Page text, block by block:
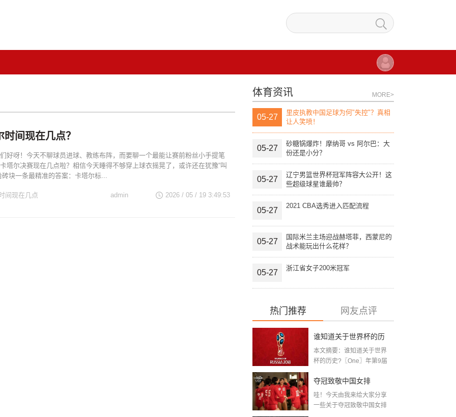
间现在几点？
好呀！今天不聊球员进球、教练布阵，而要聊一个最能让赛前粉丝小手提笔
尔决赛现在几点啦？相信今天睡得不够穿上球衣摇晃了，或许还在犹豫“叫
砖块一条最精准的答案：卡塔尔标...
间现在几点 2026 / 05 / 19 3:49:53
admin
体育资讯 MORE>
05-27
里皮执教中国足球为何"失控"？真相
让人笑喷！
05-27
砂糖锅爆炸！摩纳哥 vs 阿尔巴：大
份还是小分？
05-27
辽宁男篮世界杯冠军阵容大公开！这
些超级球星谁最帅？
05-27
2021 CBA选秀进入匹配流程
05-27
国际米兰主场迎战赫塔菲，西蒙尼的
战术能玩出什么花样？
05-27
浙江省女子200米冠军
热门推荐 网友点评
谁知道关于世界杯的历
史 「十二月四号世界杯
本文摘要：谁知道关于世界
杯的历史?〖One〗年第9届
夺冠致敬中国女排
〖2020关于电影 夺冠 观
哇！今天由我来给大家分享
一些关于夺冠致敬中国女排